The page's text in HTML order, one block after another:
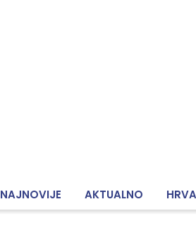
NAJNOVIJE AKTUALNO